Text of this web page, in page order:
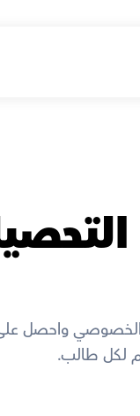
الخصوصي واحصل
لكل طالب.